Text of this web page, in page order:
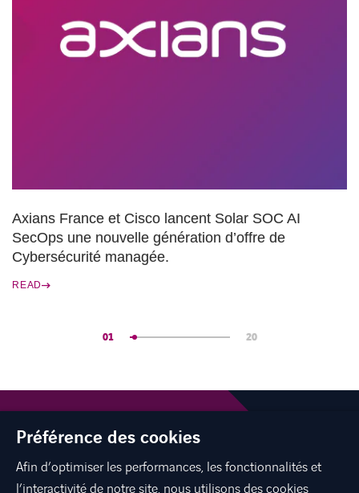
LINKEDINYOUTUBE
Axians France et Cisco lancent Solar SOC AI
SecOps une nouvelle génération d’offre de
Cybersécurité managée.
READ
01 20
Préférence des cookies
Afin d’optimiser les performances, les fonctionnalités et
l’interactivité de notre site, nous utilisons des cookies